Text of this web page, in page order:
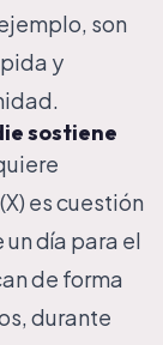
son
y
sostiene
es cuestión
día para el
de forma
durante